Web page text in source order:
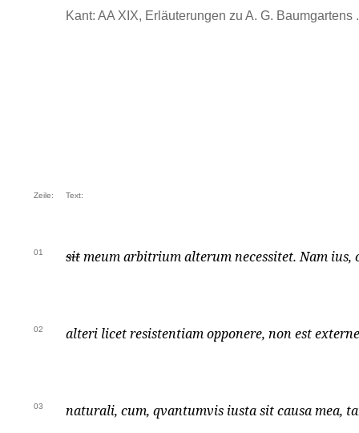
Kant: AA XIX, Erläuterungen zu A. G. Baumgartens
Zeile: Text:
01 sitmeum arbitrium alterum necessitet. Nam ius,
02 alteri licet resistentiam opponere, non est
03 naturali, cum, qvantumvis iusta sit causa mea,